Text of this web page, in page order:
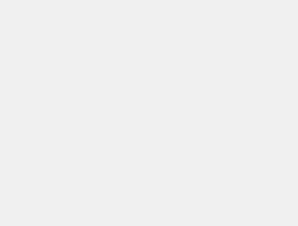
| 大廳櫃台背牆實心玻